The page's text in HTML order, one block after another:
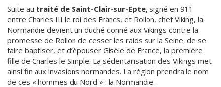
Suite au traité de Saint-Clair-sur-Epte, signé en 911
entre Charles III le roi des Francs, et Rollon, chef Viking, la
Normandie devient un duché donné aux Vikings contre la
promesse de Rollon de cesser les raids sur la Seine, de se
faire baptiser, et d’épouser Gisèle de France, la première
fille de Charles le Simple. La sédentarisation des Vikings met
ainsi fin aux invasions normandes. La région prendra le nom
de ces « hommes du Nord » : la Normandie.